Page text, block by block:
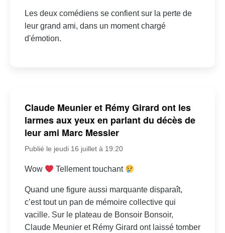
Les deux comédiens se confient sur la perte de
leur grand ami, dans un moment chargé
d'émotion.
Claude Meunier et Rémy Girard ont les
larmes aux yeux en parlant du décès de
leur ami Marc Messier
Publié le jeudi 16 juillet à 19:20
Wow Tellement touchant
Quand une figure aussi marquante disparaît,
c’est tout un pan de mémoire collective qui
vacille. Sur le plateau de Bonsoir Bonsoir,
Claude Meunier et Rémy Girard ont laissé tomber